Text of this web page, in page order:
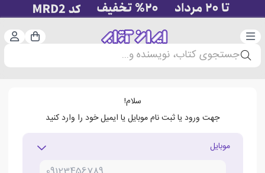
دسته‌بندی سبد
جستجوی کتاب، نویسنده و...
سلام!
جهت ورود یا ثبت نام موبایل یا ایمیل خود را وارد کنید
موبایل